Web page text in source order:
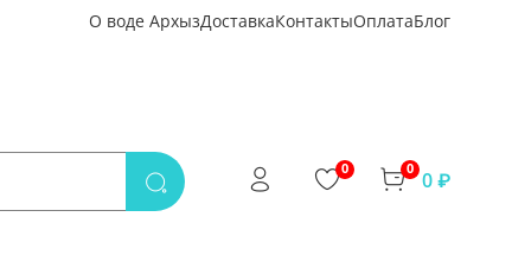
О воде АрхызДоставкаКонтактыОплатаБлог
0 0 0 ₽